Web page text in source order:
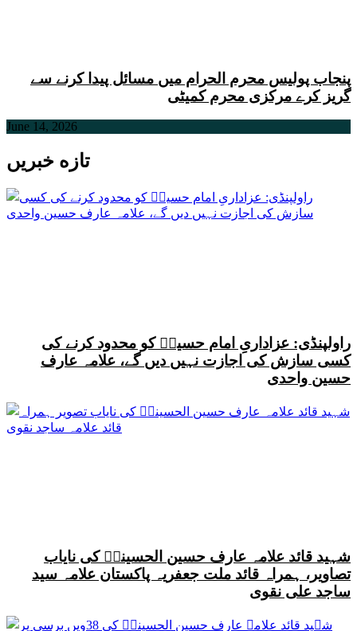
پنجاب پولیس محرم الحرام میں مسائل پیدا کرنے سے
گریز کرے مرکزی محرم کمیٹی
June 14, 2026
تازه خبریں
راولپنڈی: عزاداریِ امام حسینؑ کو محدود کرنے کی
کسی سازش کی اجازت نہیں دیں گے، علامہ عارف
حسین واحدی
شہید قائد علامہ عارف حسین الحسینیؒ کی نایاب
تصاویر، ہمراہ قائد ملت جعفریہ پاکستان علامہ سید
ساجد علی نقوی